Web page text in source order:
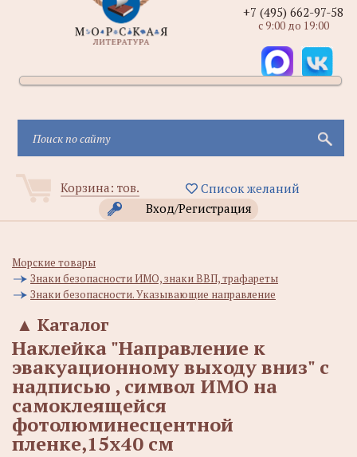
Корзина: тов.
Список желаний
Вход/Регистрация
+7 (495) 662-97-58
с 9:00 до 19:00
Морские товары
Знаки безопасности ИМО, знаки ВВП, трафареты
Знаки безопасности. Указывающие направление
Каталог
▲
Наклейка "Направление к
эвакуационному выходу вниз" c
надписью , символ ИМО на
самоклеящейся
фотолюминесцентной
пленке,15х40 см